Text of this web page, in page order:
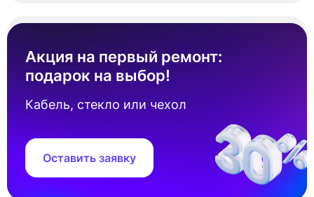
Акция на первый ремонт:
подарок на выбор!
Кабель, стекло или чехол
Оставить заявку
Айфон XS?
Стоимость замена задней камеры Айфон XS
составляет от 3 500 ₽. Точная цена зависит
от наличия запчастей под ваш серийный